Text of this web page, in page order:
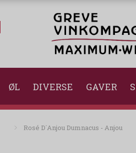
ØL DIVERSE GAVER
Rosé D´Anjou Dumnacus - Anjou